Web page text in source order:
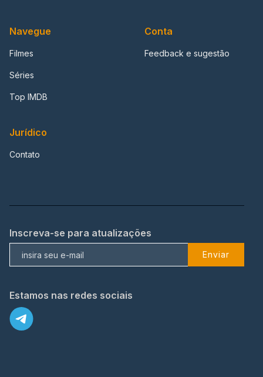
Navegue
Filmes
Séries
Top IMDB
Conta
Feedback e sugestão
Jurídico
Contato
Inscreva-se para atualizações
Enviar
Estamos nas redes sociais